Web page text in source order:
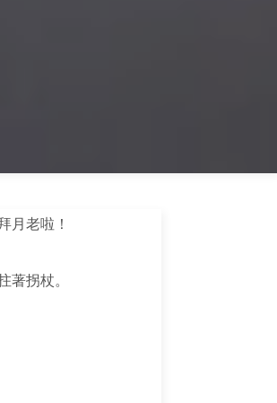
月老啦！
拐杖。